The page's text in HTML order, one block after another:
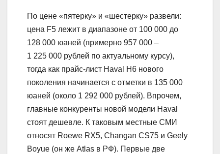
По цене «пятерку» и «шестерку» развели:
цена F5 лежит в диапазоне от 100 000 до
128 000 юаней (примерно 957 000 –
1 225 000 рублей по актуальному курсу),
тогда как прайс-лист Haval H6 нового
поколения начинается с отметки в 135 000
юаней (около 1 292 000 рублей). Впрочем,
главные конкуренты новой модели Haval
стоят дешевле. К таковым местные СМИ
относят Roewe RX5, Changan CS75 и Geely
Boyue (он же Atlas в РФ). Первые две